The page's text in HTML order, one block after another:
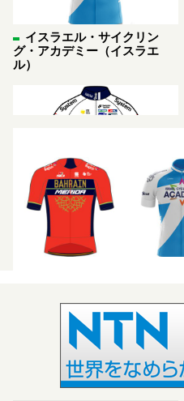
イスラエル・サイクリン
グ・アカデミー（イスラエ
ル）
キナンサイクリングチーム
ベネロング・スイスウェル
ネス・サイクリング・チーム
（オーストラリア）